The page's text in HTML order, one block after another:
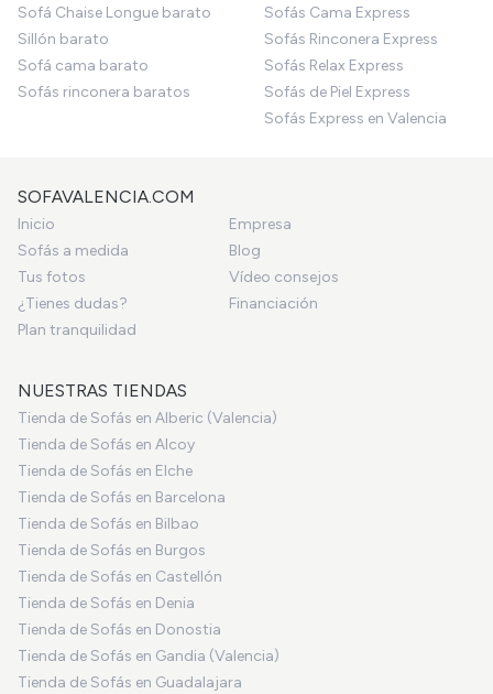
Sofá Chaise Longue barato
Sillón barato
Sofá cama barato
Sofás rinconera baratos
Sofás Cama Express
Sofás Rinconera Express
Sofás Relax Express
Sofás de Piel Express
Sofás Express en Valencia
SOFAVALENCIA.COM
Inicio
Empresa
Sofás a medida
Blog
Tus fotos
Vídeo consejos
¿Tienes dudas?
Financiación
Plan tranquilidad
NUESTRAS TIENDAS
Tienda de Sofás en Alberic (Valencia)
Tienda de Sofás en Alcoy
Tienda de Sofás en Elche
Tienda de Sofás en Barcelona
Tienda de Sofás en Bilbao
Tienda de Sofás en Burgos
Tienda de Sofás en Castellón
Tienda de Sofás en Denia
Tienda de Sofás en Donostia
Tienda de Sofás en Gandia (Valencia)
Tienda de Sofás en Guadalajara